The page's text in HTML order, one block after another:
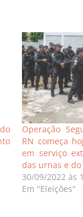
Operação
RN começa
em serviço
das urnas e
30/09/2022 às
Em "Eleições"